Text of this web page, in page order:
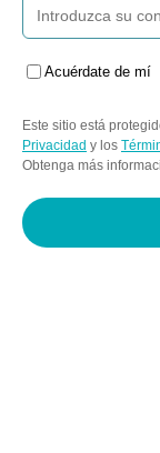
Acuérdate de mí
Este sitio está
Privacidad y los
Obtenga más